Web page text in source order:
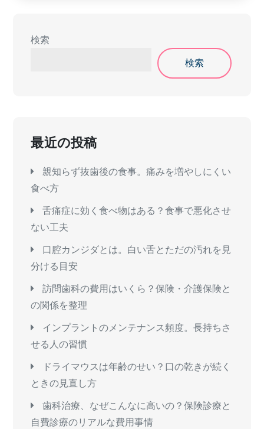
検索
検索
最近の投稿
親知らず抜歯後の食事。痛みを増やしにくい
食べ方
舌痛症に効く食べ物はある？食事で悪化させ
ない工夫
口腔カンジダとは。白い舌とただの汚れを見
分ける目安
訪問歯科の費用はいくら？保険・介護保険と
の関係を整理
インプラントのメンテナンス頻度。長持ちさ
せる人の習慣
ドライマウスは年齢のせい？口の乾きが続く
ときの見直し方
歯科治療、なぜこんなに高いの？保険診療と
自費診療のリアルな費用事情